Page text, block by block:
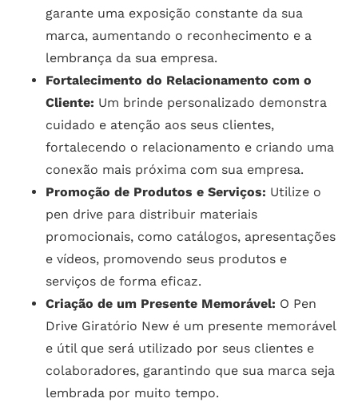
garante uma exposição constante da sua
marca, aumentando o reconhecimento e a
lembrança da sua empresa.
Fortalecimento do Relacionamento com o
Cliente: Um brinde personalizado demonstra
cuidado e atenção aos seus clientes,
fortalecendo o relacionamento e criando uma
conexão mais próxima com sua empresa.
Promoção de Produtos e Serviços: Utilize o
pen drive para distribuir materiais
promocionais, como catálogos, apresentações
e vídeos, promovendo seus produtos e
serviços de forma eficaz.
Criação de um Presente Memorável: O Pen
Drive Giratório New é um presente memorável
e útil que será utilizado por seus clientes e
colaboradores, garantindo que sua marca seja
lembrada por muito tempo.